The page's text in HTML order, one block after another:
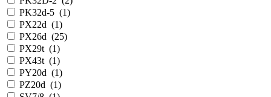
PK32d-5 (1)
PX22d (1)
PX26d (25)
PX29t (1)
PX43t (1)
PY20d (1)
PZ20d (1)